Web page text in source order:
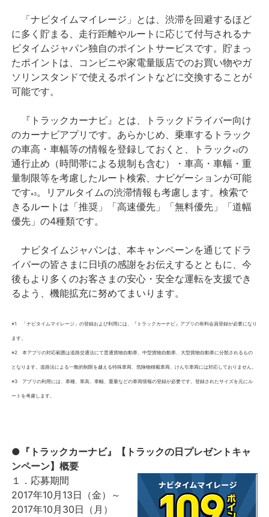
English
「ナビタイムマイレージ」とは、渋滞を回避するほど
に多く貯まる、走行距離やルートに応じて付与されるナ
ビタイムジャパン独自のポイントサービスです。貯まっ
たポイントは、コンビニや家電量販店でのお買い物やガ
ソリンスタンドで使えるポイントなどに交換することが
可能です。
『トラックカーナビ』とは、トラックドライバー向け
のカーナビアプリです。あらかじめ、乗車するトラック
の車高・車幅等の情報を登録しておくと、トラック※2の
通行止め（時間帯による規制も含む）・車高・車幅・重
量制限等を考慮したルート検索、ナビゲーションが可能
です※3。リアルタイムの渋滞情報も考慮します。検索で
きるルートは「推奨」「高速優先」「無料優先」「道幅
優先」の4種類です。
ナビタイムジャパンは、本キャンペーンを通じてドラ
イバーの皆さまに日頃の感謝をお伝えするとともに、今
後もより多くのお客さまの安心・安全な運転を支援でき
るよう、機能拡充に努めてまいります。
※1 「ナビタイムマイレージ」の登録および利用には、『トラックカーナビ』アプリの有料会員登録が必要になり
ます。
※2 本アプリの対応範囲は道路交通法にて普通貨物自動車、中型貨物自動車、大型貨物自動車に分類されるもの
となります。道路法による一般的制限を越える特殊車両、危険物積載車両、けん引車両には対応しておりません。
※3 アプリの利用には、車種、車高、車幅、重量などの車両情報の登録が必要です。登録されたサイズを元にル
ートを考慮します。
●『トラックカーナビ』【トラックの日プレゼントキャ
ンペーン】概要
１．応募期間
2017年10月13日（金）～
2017年10月30日（月）